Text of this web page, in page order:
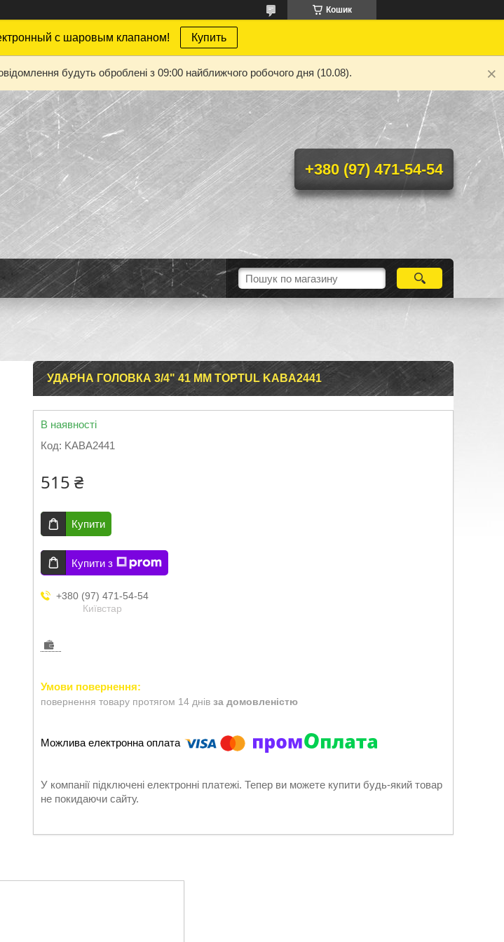
Кошик
с шаровым клапаном! Купить
будуть оброблені з 09:00 найближчого робочого дня (10.08).
+380 (97) 471-54-54
УДАРНА ГОЛОВКА 3/4" 41 ММ TOPTUL KABA2441
В наявності
Код: KABA2441
515 ₴
Купити
Купити з
+380 (97) 471-54-54
Київстар
повернення товару протягом 14 днів за домовленістю
У компанії підключені електронні платежі. Тепер ви можете купити будь-який товар
не покидаючи сайту.